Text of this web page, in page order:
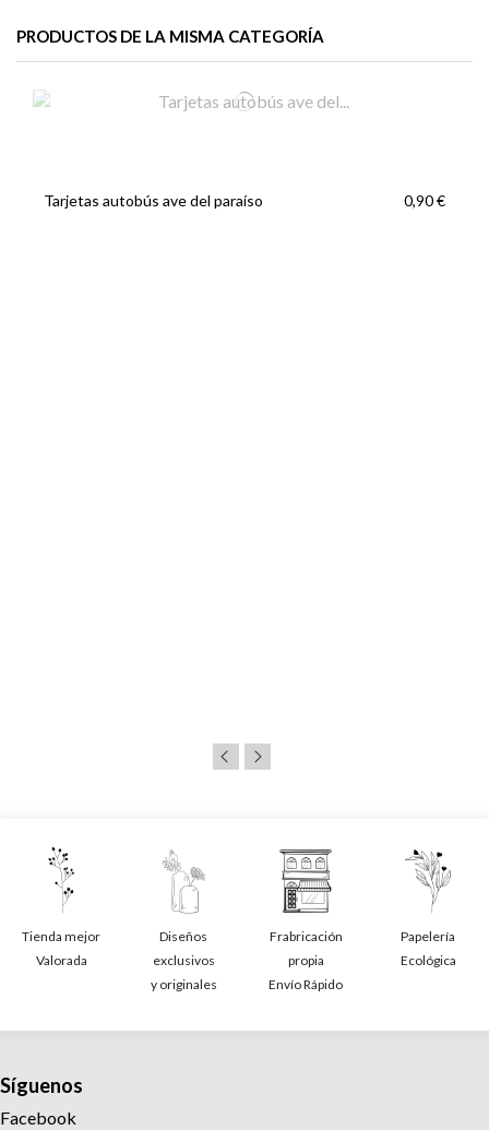
PRODUCTOS DE LA MISMA CATEGORÍA
Tarjetas autobús ave del paraíso 0,90 €
Tienda mejor
Valorada
Diseños
exclusivos
y originales
Frabricación
propia
Envío Rápido
Papelería
Ecológica
Síguenos
Facebook